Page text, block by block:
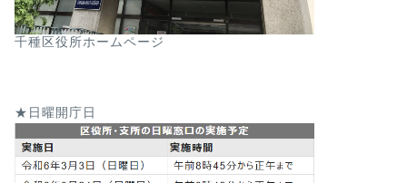
千種区役所ホームページ
★日曜開庁日